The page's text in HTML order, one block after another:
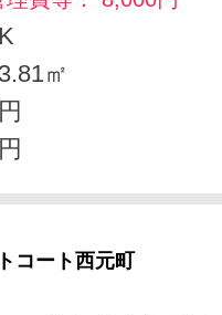
㎡
コート西元町